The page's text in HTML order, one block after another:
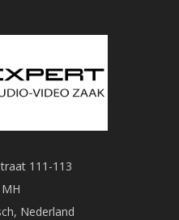
111-113
Nederland